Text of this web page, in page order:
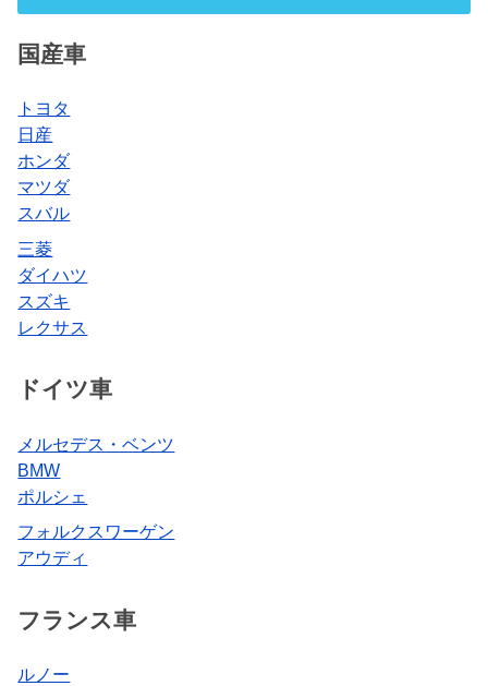
国産車
トヨタ
日産
ホンダ
マツダ
スバル
三菱
ダイハツ
スズキ
レクサス
ドイツ車
メルセデス・ベンツ
BMW
ポルシェ
フォルクスワーゲン
アウディ
フランス車
ルノー